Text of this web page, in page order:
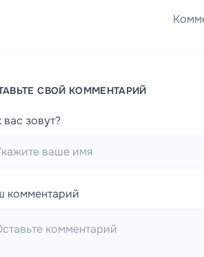
СВОЙ КОММЕНТАРИЙ
вас зовут?
комментарий